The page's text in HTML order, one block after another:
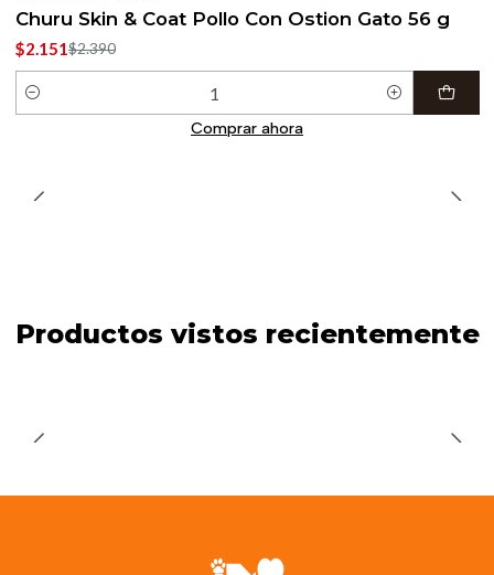
Churu Skin & Coat Pollo Con Ostion Gato 56 g
$2.151$2.390
Cantidad
Comprar ahora
Productos vistos recientemente